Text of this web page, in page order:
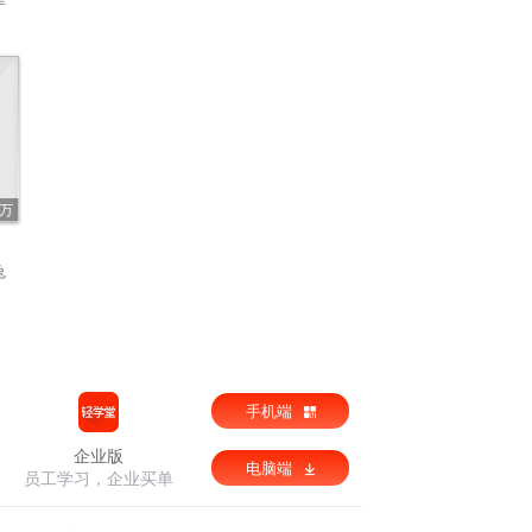
企业版
员工学习，企业买单
手机端
电脑端